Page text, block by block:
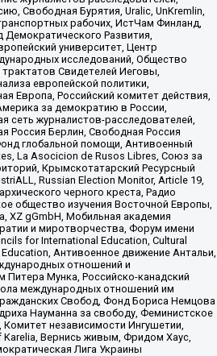
Свободная Бурятия, Uralic, UnKremlin,
рабочих, ИстЧам Финланд,
Демократического Развития,
университет, Центр
исследований, Общество
Свидетелей Иеговы,
европейской политики,
Европа, Российский комитет действия,
за демократию в России,
сеть журналистов-расследователей,
Россия Берлин, Свободная Россия
глобальной помощи, Антивоенный
La Asocicion de Rusos Libres, Союз за
Крымскотатарский Ресурсный
Russian Election Monitor, Article 19,
черного креста, Радио
общество изучения Восточной Европы,
XZ gGmbH, Мобильная академия
и миротворчества, Форум имени
for International Education, Cultural
Антивоенное движение Антальи,
отношений и
Питера Мунка, Российско-канадский
международных отношений им
Свобод, Фонд Бориса Немцова
Науманна за свободу, Феминистское
независимости Ингушетии,
Вернись живым, Фридом Хаус,
Лига Украины